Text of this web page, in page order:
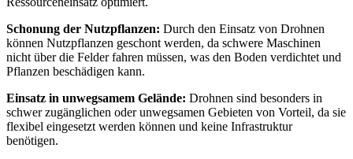
Schonung der Nutzpflanzen: Durch den Einsatz von Drohnen
können Nutzpflanzen geschont werden, da schwere Maschinen
nicht über die Felder fahren müssen, was den Boden verdichtet und
Pflanzen beschädigen kann.
Einsatz in unwegsamem Gelände: Drohnen sind besonders in
schwer zugänglichen oder unwegsamen Gebieten von Vorteil, da sie
flexibel eingesetzt werden können und keine Infrastruktur
benötigen.